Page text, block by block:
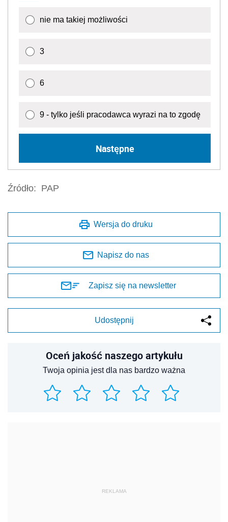
nie ma takiej możliwości
3
6
9 - tylko jeśli pracodawca wyrazi na to zgodę
Następne
Źródło: PAP
Wersja do druku
Napisz do nas
Zapisz się na newsletter
Udostępnij
Oceń jakość naszego artykułu
Twoja opinia jest dla nas bardzo ważna
REKLAMA